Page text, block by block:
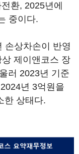
환, 2025년에
중이다.
손상차손이 반영
제이앤코스 장
러 2023년 기준
년 3억원을
한 상태다.